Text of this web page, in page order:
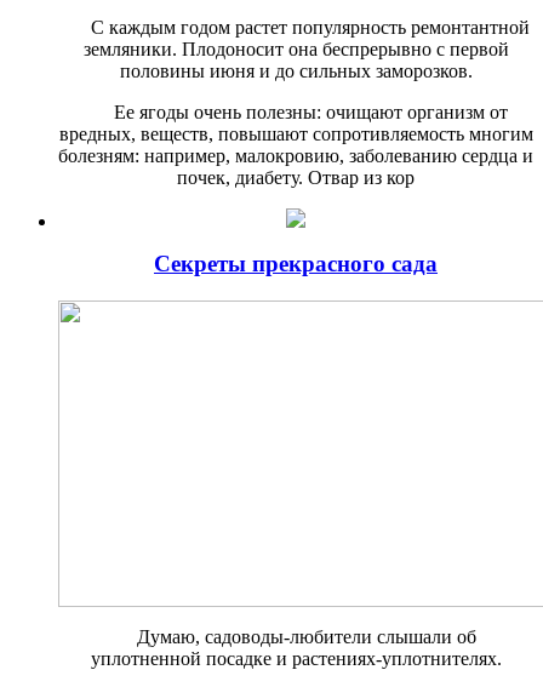
С каждым годом растет попу­лярность ремонтантной
зе­мляники. Плодоносит она беспрерывно с первой
половины июня и до сильных заморозков.
Ее ягоды очень полезны: очища­ют организм от
вредных, веществ, повышают сопротивляемость мно­гим
болезням: например, малокро­вию, заболеванию сердца и
почек, диабету. Отвар из кор
Секреты прекрасного сада
Думаю, садоводы-любители слышали об
уплотненной посадке и растениях-уплот­нителях.